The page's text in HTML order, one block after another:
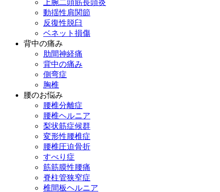
上腕二頭筋長頭炎
動揺性肩関節
反復性脱臼
ベネット損傷
背中の痛み
肋間神経痛
背中の痛み
側弯症
胸椎
腰のお悩み
腰椎分離症
腰椎ヘルニア
梨状筋症候群
変形性腰椎症
腰椎圧迫骨折
すべり症
筋筋膜性腰痛
脊柱管狭窄症
椎間板ヘルニア